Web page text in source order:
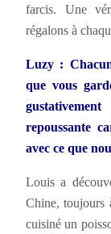
farcis. Une
régalons à
Luzy :
que vous
repoussante
avec ce que
Louis a
Chine, toujours
cuisiné un